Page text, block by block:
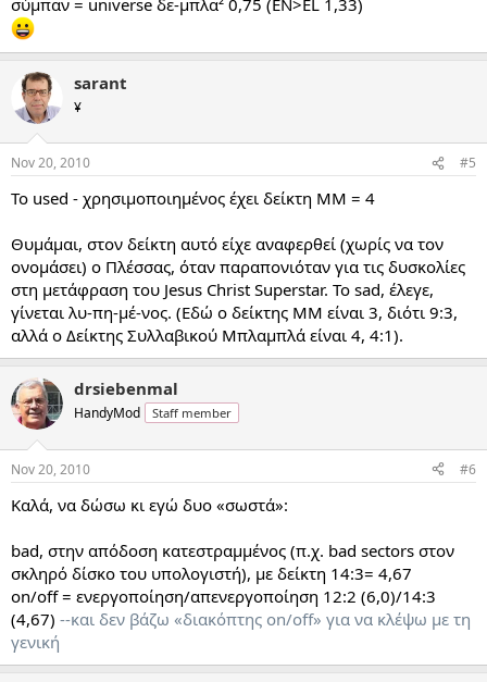
sarant
¥
Nov 20, 2010 #5
Το used - χρησιμοποιημένος έχει δείκτη ΜΜ = 4
Θυμάμαι, στον δείκτη αυτό είχε αναφερθεί (χωρίς να τον
ονομάσει) ο Πλέσσας, όταν παραπονιόταν για τις δυσκολίες
στη μετάφραση του Jesus Christ Superstar. Το sad, έλεγε,
γίνεται λυ-πη-μέ-νος. (Εδώ ο δείκτης ΜΜ είναι 3, διότι 9:3,
αλλά ο Δείκτης Συλλαβικού Μπλαμπλά είναι 4, 4:1).
drsiebenmal
HandyMod Staff member
Nov 20, 2010 #6
Καλά, να δώσω κι εγώ δυο «σωστά»:
bad, στην απόδοση κατεστραμμένος (π.χ. bad sectors στον
σκληρό δίσκο του υπολογιστή), με δείκτη 14:3= 4,67
on/off = ενεργοποίηση/απενεργοποίηση 12:2 (6,0)/14:3
(4,67) --και δεν βάζω «διακόπτης on/off» για να κλέψω με τη
γενική